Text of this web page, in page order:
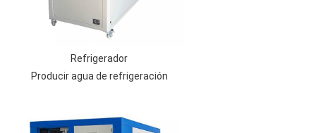
Refrigerador
Producir agua de refrigeración